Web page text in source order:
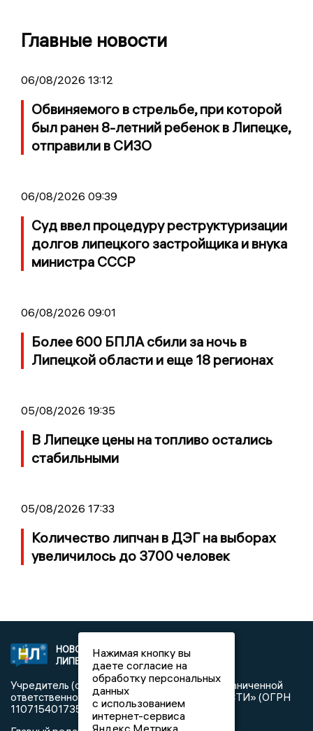
Главные новости
06/08/2026 13:12
Обвиняемого в стрельбе, при которой
был ранен 8-летний ребенок в Липецке,
отправили в СИЗО
06/08/2026 09:39
Суд ввел процедуру реструктуризации
долгов липецкого застройщика и внука
министра СССР
06/08/2026 09:01
Более 600 БПЛА сбили за ночь в
Липецкой области и еще 18 регионах
05/08/2026 19:35
В Липецке цены на топливо остались
стабильными
05/08/2026 17:33
Количество липчан в ДЭГ на выборах
увеличилось до 3700 человек
НОВОСТИ
ЛИПЕЦКА
2021 © NEWSLIPETSK.RU | СИ
«Новости Липецка»
Учредитель (соучредители): Общество с ограниченной
ответственностью «РЕГИОНАЛЬНЫЕ НОВОСТИ» (ОГРН
1107154017354)
Нажимая кнопку вы
даете согласие на
обработку персональных
данных
с использованием
интернет-сервиса
Яндекс.Метрика,